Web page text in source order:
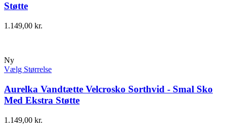
Støtte
1.149,00 kr.
Ny
Vælg Størrelse
Aurelka Vandtætte Velcrosko Sorthvid - Smal Sko
Med Ekstra Støtte
1.149,00 kr.